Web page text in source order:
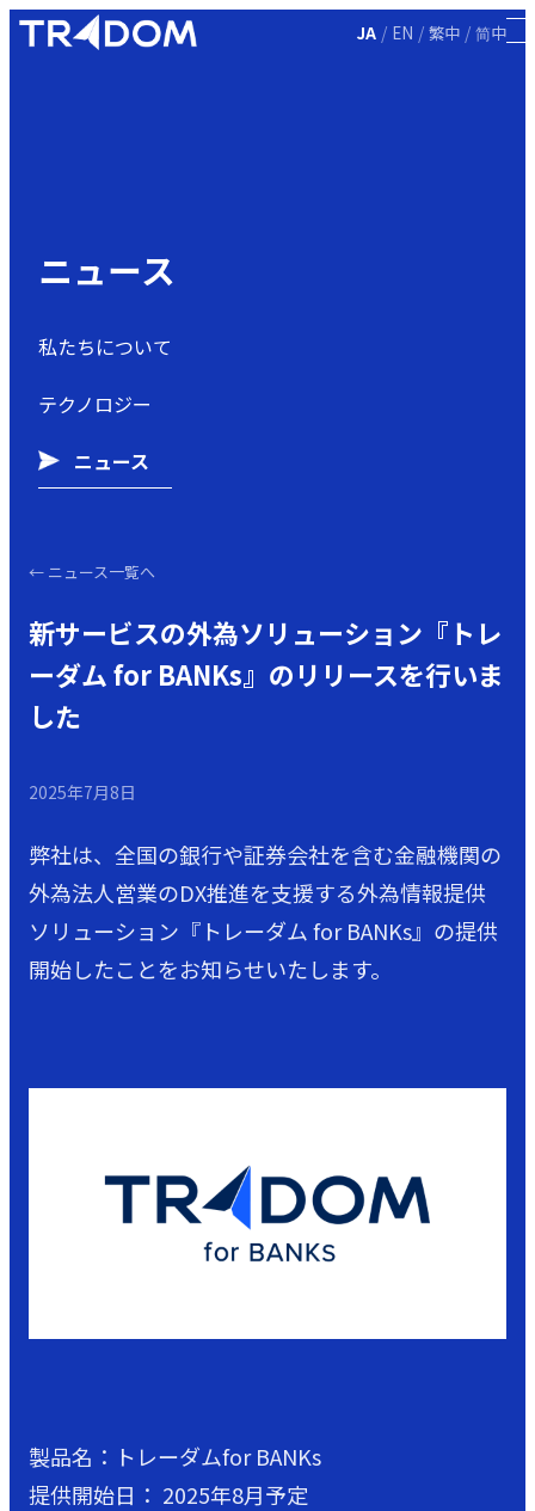
JA / EN / 繁中 / 简中
ニュース
私たちについて
テクノロジー
ニュース
← ニュース一覧へ
新サービスの外為ソリューション『トレ
ーダム for BANKs』のリリースを行いま
した
2025年7月8日
弊社は、全国の銀行や証券会社を含む金融機関の
外為法人営業のDX推進を支援する外為情報提供
ソリューション『トレーダム for BANKs』の提供
開始したことをお知らせいたします。
製品名：トレーダムfor BANKs
提供開始日： 2025年8月予定